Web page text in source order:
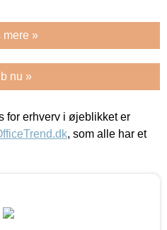
mere »
nu »
for erhverv i øjeblikket er
, som alle har et